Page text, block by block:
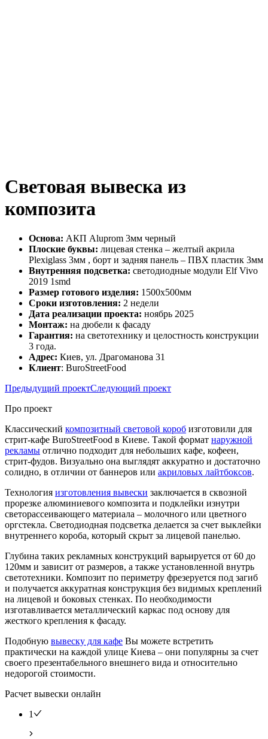
Световая вывеска из
композита
Основа: АКП Aluprom 3мм черный
Плоские буквы: лицевая стенка – желтый акрила
Plexiglass 3мм , борт и задняя панель – ПВХ пластик 3мм
Внутренняя подсветка: светодиодные модули Elf Vivo
2019 1smd
Размер готового изделия: 1500х500мм
Сроки изготовления: 2 недели
Дата реализации проекта: ноябрь 2025
Монтаж: на дюбели к фасаду
Гарантия: на светотехнику и целостность конструкции
3 года.
Адрес: Киев, ул. Драгоманова 31
Клиент: BuroStreetFood
Предыдущий проектСледующий проект
Про проект
Классический композитный световой короб изготовили для
стрит-кафе BuroStreetFood в Киеве. Такой формат наружной
рекламы отлично подходит для небольших кафе, кофеен,
стрит-фудов. Визуально она выглядят аккуратно и достаточно
солидно, в отличии от баннеров или акриловых лайтбоксов.
Технология изготовления вывески заключается в сквозной
прорезке алюминиевого композита и подклейки изнутри
светорассеивающего материала – молочного или цветного
оргстекла. Светодиодная подсветка делается за счет выклейки
внутреннего короба, который скрыт за лицевой панелью.
Глубина таких рекламных конструкций варьируется от 60 до
120мм и зависит от размеров, а также установленной внутрь
светотехники. Композит по периметру фрезеруется под загиб
и получается аккуратная конструкция без видимых креплений
на лицевой и боковых стенках. По необходимости
изготавливается металлический каркас под основу для
жесткого крепления к фасаду.
Подобную вывеску для кафе Вы можете встретить
практически на каждой улице Киева – они популярны за счет
своего презентабельного внешнего вида и относительно
недорогой стоимости.
Расчет вывески онлайн
1